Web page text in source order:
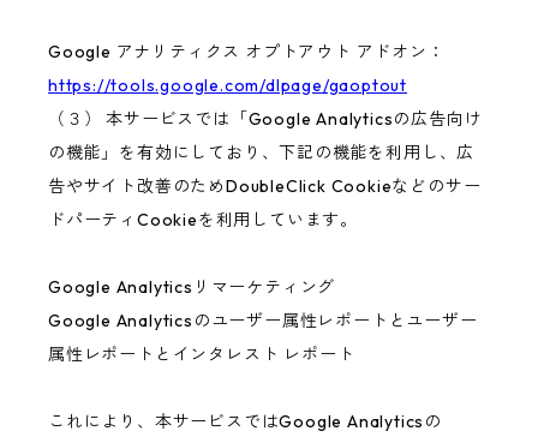
Google アナリティクス オプトアウト アドオン：
https://tools.google.com/dlpage/gaoptout
（３） 本サービスでは「Google Analyticsの広告向け
の機能」を有効にしており、下記の機能を利用し、広
告やサイト改善のためDoubleClick Cookieなどのサー
ドパーティCookieを利用しています。
Google Analyticsリマーケティング
Google Analyticsのユーザー属性レポートとユーザー
属性レポートとインタレスト レポート
これにより、本サービスではGoogle Analyticsの